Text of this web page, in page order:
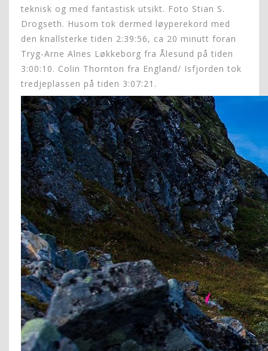
teknisk og med fantastisk utsikt. Foto Stian S.
Drogseth. Husom tok dermed løyperekord med
den knallsterke tiden 2:39:56, ca 20 minutt foran
Tryg-Arne Alnes Løkkeborg fra Ålesund på tiden
3:00:10. Colin Thornton fra England/ Isfjorden tok
tredjeplassen på tiden 3:07:21.